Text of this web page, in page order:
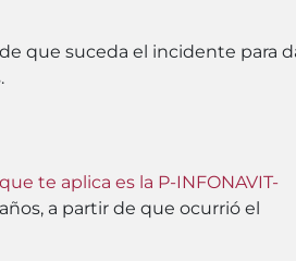
que suceda el incidente para
te aplica es la P-INFONAVIT-
a partir de que ocurrió el